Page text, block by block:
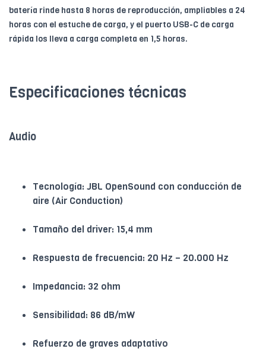
batería rinde hasta 8 horas de reproducción, ampliables a 24
horas con el estuche de carga, y el puerto USB-C de carga
rápida los lleva a carga completa en 1,5 horas.
Especificaciones técnicas
Audio
Tecnología: JBL OpenSound con conducción de
aire (Air Conduction)
Tamaño del driver: 15,4 mm
Respuesta de frecuencia: 20 Hz – 20.000 Hz
Impedancia: 32 ohm
Sensibilidad: 86 dB/mW
Refuerzo de graves adaptativo